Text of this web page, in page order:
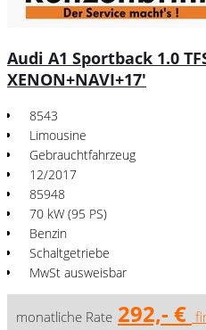
Audi A1 Sportback 1.0
XENON+NAVI+17'
8543
Limousine
Gebrauchtfahrzeug
12/2017
85948
70 kW (95 PS)
Benzin
Schaltgetriebe
MwSt ausweisbar
monatliche Rate 292,- €